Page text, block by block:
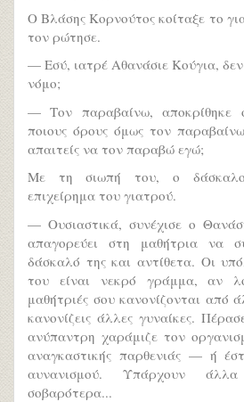
Ο Βλάσης Κορνούτος κοίταξε το
τον ρώτησε.
— Εσύ, ιατρέ Αθανάσιε Κούγια,
νόμο;
— Τον παραβαίνω,
ποιους όρους όμως τον
απαιτείς να τον παραβώ εγώ;
Με τη σιωπή του, ο
επιχείρημα του γιατρού.
— Ουσιαστικά, συνέχισε ο
απαγορεύει στη μαθήτρια να
δάσκαλό της και αντίθετα. Οι
του είναι νεκρό γράμμα, αν
μαθήτριές σου κανονίζονται από
κανονίζεις άλλες γυναίκες.
ανύπαντρη χαράμιζε τον
αναγκαστικής παρθενιάς — ή
αυνανισμού. Υπάρχουν
σοβαρότερα...